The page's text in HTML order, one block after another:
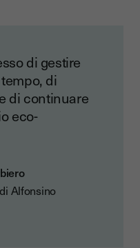
di gestire
di
di continuare
eco-
Alfonsino